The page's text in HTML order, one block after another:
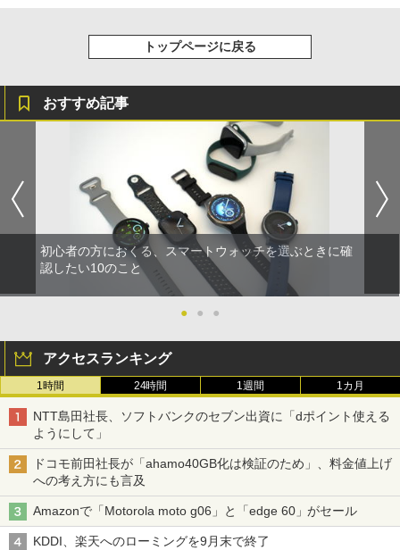
トップページに戻る
おすすめ記事
初心者の方におくる、スマートウォッチを選ぶときに確
認したい10のこと
● ● ●
アクセスランキング
1時間 24時間 1週間 1カ月
NTT島田社長、ソフトバンクのセブン出資に「dポイント使える
ようにして」
ドコモ前田社長が「ahamo40GB化は検証のため」、料金値上げ
への考え方にも言及
Amazonで「Motorola moto g06」と「edge 60」がセール
KDDI、楽天へのローミングを9月末で終了